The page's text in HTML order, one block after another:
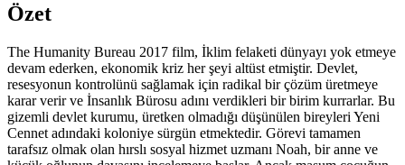
Özet
The Humanity Bureau 2017 film, İklim felaketi dünyayı yok etmeye
devam ederken, ekonomik kriz her şeyi altüst etmiştir. Devlet,
resesyonun kontrolünü sağlamak için radikal bir çözüm üretmeye
karar verir ve İnsanlık Bürosu adını verdikleri bir birim kurrarlar. Bu
gizemli devlet kurumu, üretken olmadığı düşünülen bireyleri Yeni
Cennet adındaki koloniye sürgün etmektedir. Görevi tamamen
tarafsız olmak olan hırslı sosyal hizmet uzmanı Noah, bir anne ve